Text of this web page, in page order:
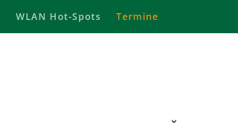
WLAN Hot-Spots Termine